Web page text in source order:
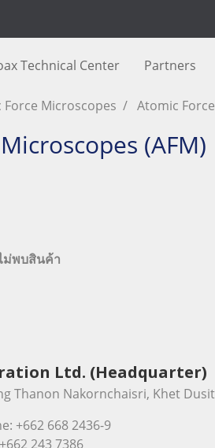
Technical Center Partners
Microscopes Atomic
(AFM)
ม่พบสินค้า
Ltd. (Headquarter)
Thanon Nakornchaisri, Khet
+662 668 2436-9
243 7386